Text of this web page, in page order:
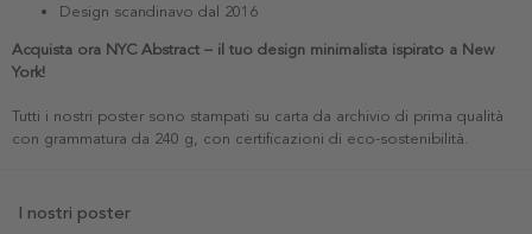
Design scandinavo dal 2016
Acquista ora NYC Abstract – il tuo design minimalista ispirato a New
York!
Tutti i nostri poster sono stampati su carta da archivio di prima qualità
con grammatura da 240 g, con certificazioni di eco-sostenibilità.
I nostri poster